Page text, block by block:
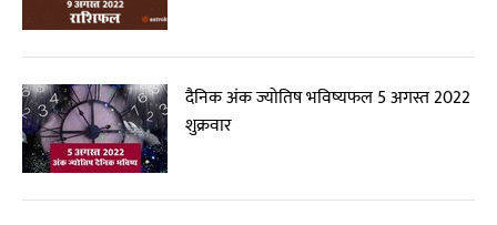
दैनिक अंक ज्योतिष भविष्यफल 5 अगस्त 2022
शुक्रवार